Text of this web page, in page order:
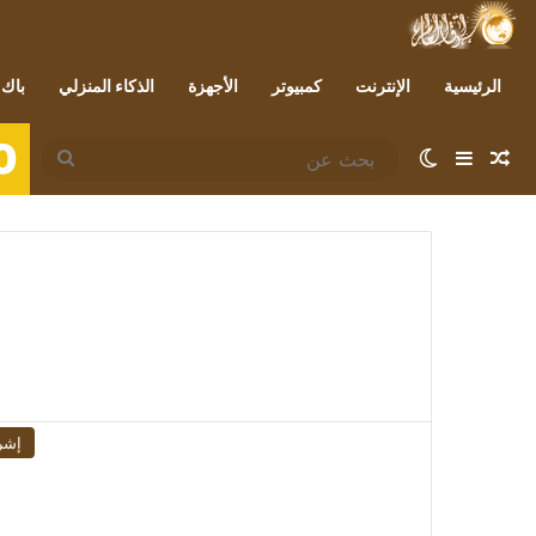
الرئيسية الإنترنت كمبيوتر الأجهزة الذكاء المنزلي
مقال عشوائي
إضافة عمود جانبي
الوضع المظلم
بحث
عن